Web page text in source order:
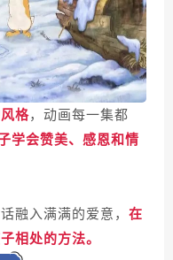
格，动画每一集都
学会赞美、感恩和情
融入满满的爱意， 在
相处的方法。